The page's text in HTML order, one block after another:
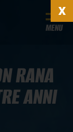
MENU
RANA
ANNI